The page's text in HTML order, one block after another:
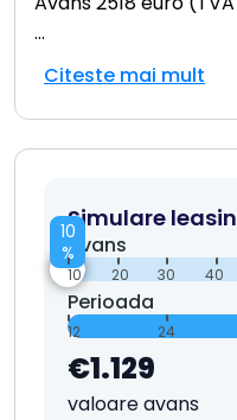
...
Citeste mai mult
Simulare
Avans
10
%
10 20 30 40
Perioada
12 24
€1.129
valoare avans